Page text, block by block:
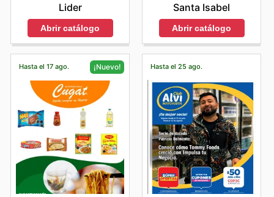
Lider
Abrir catálogo
Santa Isabel
Abrir catálogo
Hasta el 17 ago. ¡Nuevo! Hasta el 25 ago.